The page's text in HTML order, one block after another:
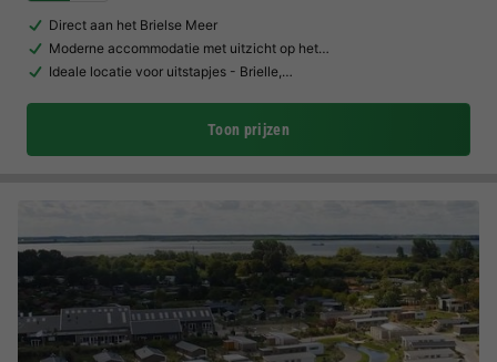
Direct aan het Brielse Meer
Moderne accommodatie met uitzicht op het…
Ideale locatie voor uitstapjes - Brielle,…
Toon prijzen